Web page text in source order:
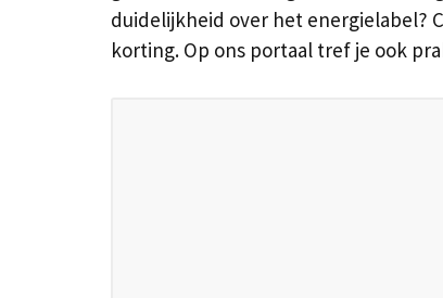
duidelijkheid over het energielabel?
korting. Op ons portaal tref je ook